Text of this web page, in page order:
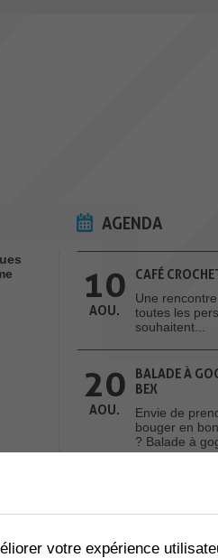
AGENDA
10
AOU.
CAFÉ
Une
toutes les
souhaitent...
20
AOU.
BALADE À
BEX
Envie de
bouger en
? Balade à
votre expérience